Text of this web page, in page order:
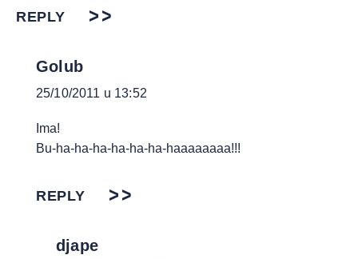
REPLY
Golub
25/10/2011 u 13:52
Ima!
Bu-ha-ha-ha-ha-ha-ha-haaaaaaaa!!!
REPLY
djape